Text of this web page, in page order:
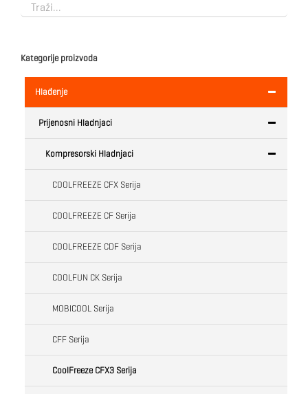
Kategorije proizvoda
Hlađenje
Prijenosni Hladnjaci
Kompresorski Hladnjaci
COOLFREEZE CFX Serija
COOLFREEZE CF Serija
COOLFREEZE CDF Serija
COOLFUN CK Serija
MOBICOOL Serija
CFF Serija
CoolFreeze CFX3 Serija